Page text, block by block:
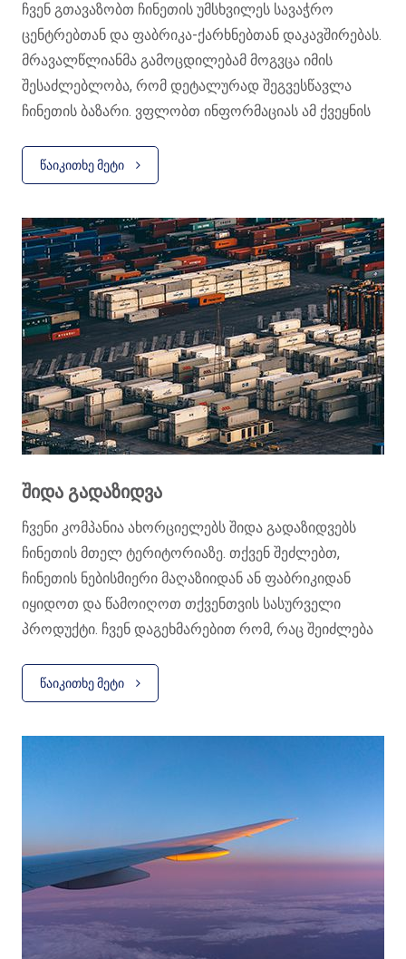
ჩვენ გთავაზობთ ჩინეთის უმსხვილეს სავაჭრო
ცენტრებთან და ფაბრიკა-ქარხნებთან დაკავშირებას.
მრავალწლიანმა გამოცდილებამ მოგვცა იმის
შესაძლებლობა, რომ დეტალურად შეგვესწავლა
ჩინეთის ბაზარი. ვფლობთ ინფორმაციას ამ ქვეყნის
საშუალებას გვაძლევს სწრაფად და იაფად
მოვიძიოთ ხარისხიანი პროდუქცია ჩინეთის მთელს
დაგეხმარებიან თქვენთვის სასურველი საქონლის
საქონლის შეძენასა და ადგილზე შემოწმებაში .
ᲬᲐᲘᲙᲘᲗᲮᲔ ᲛᲔᲢᲘ
ᲨᲘᲓᲐ ᲒᲐᲓᲐᲖᲘᲓᲕᲐ
ჩვენი კომპანია ახორციელებს შიდა გადაზიდვებს
ჩინეთის მთელ ტერიტორიაზე. თქვენ შეძლებთ,
ჩინეთის ნებისმიერი მაღაზიიდან ან ფაბრიკიდან
იყიდოთ და წამოიღოთ თქვენთვის სასურველი
პროდუქტი. ჩვენ დაგეხმარებით რომ, რაც შეიძლება
მიიტანოთ თქვენი პროდუქცია ჩვენს საწყობში.
ᲬᲐᲘᲙᲘᲗᲮᲔ ᲛᲔᲢᲘ